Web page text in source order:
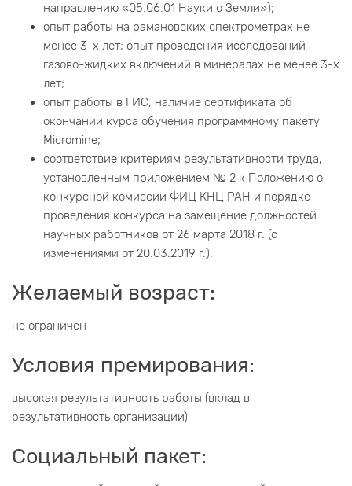
направлению «05.06.01 Науки о Земли»);
опыт работы на рамановских спектрометрах не
менее 3-х лет; опыт проведения исследований
газово-жидких включений в минералах не менее 3-х
лет;
опыт работы в ГИС, наличие сертификата об
окончании курса обучения программному пакету
Micromine;
соответствие критериям результативности труда,
установленным приложением № 2 к Положению о
конкурсной комиссии ФИЦ КНЦ РАН и порядке
проведения конкурса на замещение должностей
научных работников от 26 марта 2018 г. (с
изменениями от 20.03.2019 г.).
Желаемый возраст:
не ограничен
Условия премирования:
высокая результативность работы (вклад в
результативность организации)
Социальный пакет: